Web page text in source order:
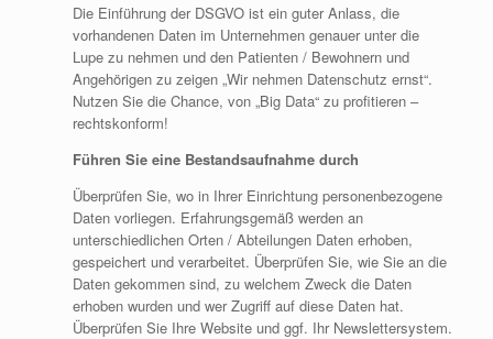
Die Einführung der DSGVO ist ein guter Anlass, die
vorhandenen Daten im Unternehmen genauer unter die
Lupe zu nehmen und den Patienten / Bewohnern und
Angehörigen zu zeigen „Wir nehmen Datenschutz ernst“.
Nutzen Sie die Chance, von „Big Data“ zu profitieren –
rechtskonform!
Führen Sie eine Bestandsaufnahme durch
Überprüfen Sie, wo in Ihrer Einrichtung personenbezogene
Daten vorliegen. Erfahrungsgemäß werden an
unterschiedlichen Orten / Abteilungen Daten erhoben,
gespeichert und verarbeitet. Überprüfen Sie, wie Sie an die
Daten gekommen sind, zu welchem Zweck die Daten
erhoben wurden und wer Zugriff auf diese Daten hat.
Überprüfen Sie Ihre Website und ggf. Ihr Newslettersystem.